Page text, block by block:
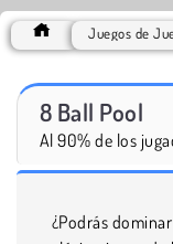
Juegos de
8 Ball Pool
Al 90% de los
¿Podrás